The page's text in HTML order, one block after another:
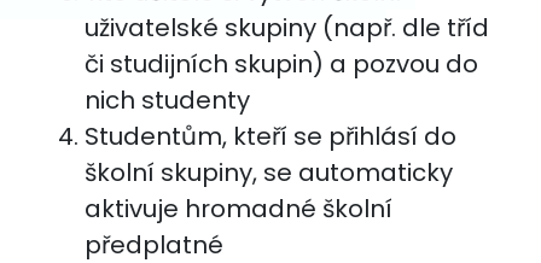
uživatelské skupiny (např. dle tříd
či studijních skupin) a pozvou do
nich studenty
Studentům, kteří se přihlásí do
školní skupiny, se automaticky
aktivuje hromadné školní
předplatné